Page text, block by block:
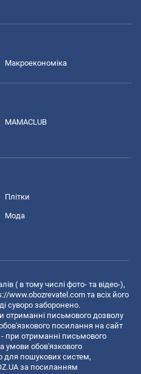
Макроекономіка
MAMACLUB
Плітки
Мода
( в тому числі фото- та відео-),
www.obozrevatel.com та всіх його
суворо заборонено.
отриманні письмового дозволу
посилання на сайт
- при отриманні письмового
умови обов'язкового
для пошукових систем,
за посиланням